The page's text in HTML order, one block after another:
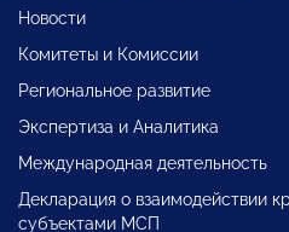
Новости
Комитеты и Комиссии
Региональное развитие
Экспертиза и Аналитика
Международная деятельность
Декларация о взаимодействии
субъектами МСП